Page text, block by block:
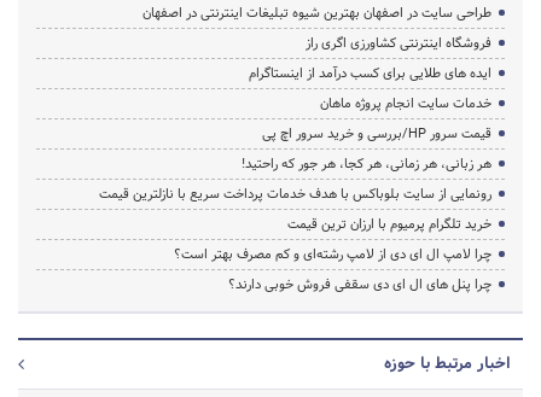
طراحی سایت در اصفهان بهترین شیوه تبلیغات اینترنتی در اصفهان
فروشگاه اینترنتی کشاورزی اگری راز
ایده های طلایی برای کسب درآمد از اینستاگرام
خدمات سایت انجام پروژه ماهان
قیمت سرور HP/بررسی و خرید سرور اچ پی
هر زبانی، هر زمانی، هر کجا، هر جور که راحتید!
رونمایی از سایت بلوباکس با هدف خدمات پرداخت سریع با نازلترین قیمت
خرید تلگرام پرمیوم با ارزان ترین قیمت
چرا لامپ ال ای دی از لامپ رشته‌ای و کم مصرف بهتر است؟
چرا پنل های ال ای دی سقفی فروش خوبی دارند؟
اخبار مرتبط با حوزه